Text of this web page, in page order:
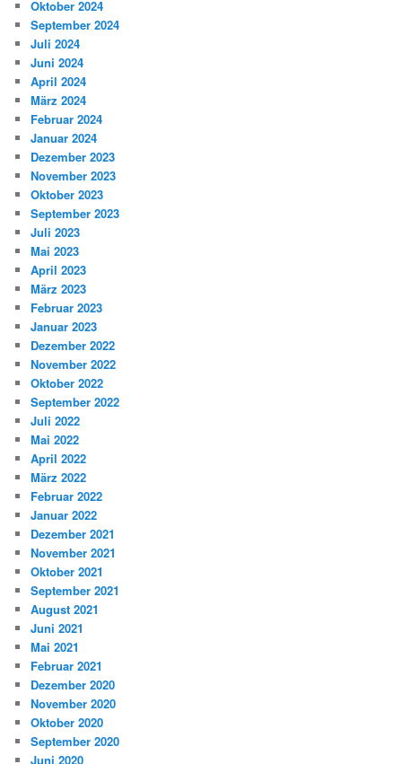
Oktober 2024
September 2024
Juli 2024
Juni 2024
April 2024
März 2024
Februar 2024
Januar 2024
Dezember 2023
November 2023
Oktober 2023
September 2023
Juli 2023
Mai 2023
April 2023
März 2023
Februar 2023
Januar 2023
Dezember 2022
November 2022
Oktober 2022
September 2022
Juli 2022
Mai 2022
April 2022
März 2022
Februar 2022
Januar 2022
Dezember 2021
November 2021
Oktober 2021
September 2021
August 2021
Juni 2021
Mai 2021
Februar 2021
Dezember 2020
November 2020
Oktober 2020
September 2020
Juni 2020